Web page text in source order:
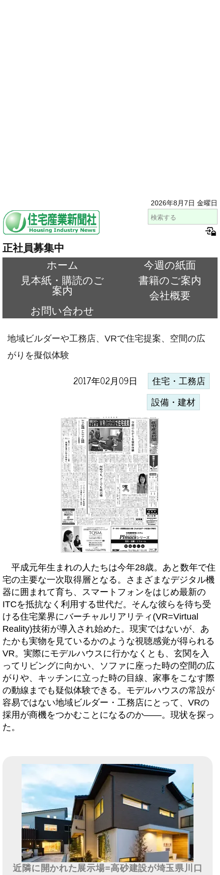
2026年8月7日 金曜日
正社員募集中
ホーム
今週の紙面
見本紙・購読のご
案内
書籍のご案内
会社概要
お問い合わせ
地域ビルダーや工務店、VRで住宅提案、空間の広
がりを擬似体験
2017年02月09日 住宅・工務店
設備・建材
平成元年生まれの人たちは今年28歳。あと数年で住
宅の主要な一次取得層となる。さまざまなデジタル機
器に囲まれて育ち、スマートフォンをはじめ最新の
ITCを抵抗なく利用する世代だ。そんな彼らを待ち受
ける住宅業界にバーチャルリアリティ(VR=Virtual
Reality)技術が導入され始めた。現実ではないが、あ
たかも実物を見ているかのような視聴感覚が得られる
VR。実際にモデルハウスに行かなくとも、玄関を入
ってリビングに向かい、ソファに座った時の空間の広
がりや、キッチンに立った時の目線、家事をこなす際
の動線までも疑似体験できる。モデルハウスの常設が
容易ではない地域ビルダー・工務店にとって、VRの
採用が商機をつかむことになるのか――。現状を探っ
た。
近隣に開かれた展示場=高砂建設が埼玉県川口